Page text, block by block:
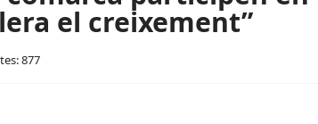
el creixement”
877